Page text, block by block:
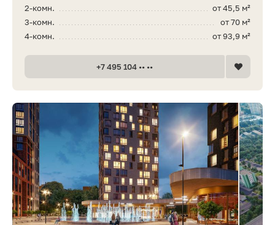
от 45,5 м²
2-комн.
от 70 м²
3-комн.
от 93,9 м²
4-комн.
+7 495 104 •• ••